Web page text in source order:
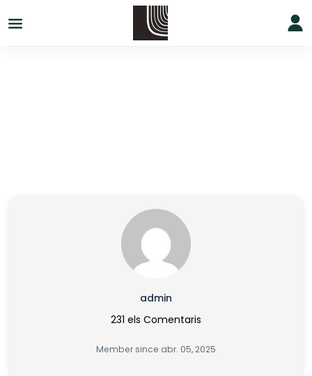
admin
231 els Comentaris
Member since abr. 05, 2025